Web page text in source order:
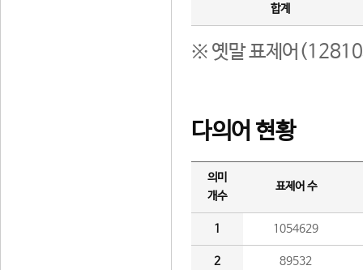
합계
※ 옛말 표제어(12810
다의어 현황
의미
개수
표제어 수
1 1054629
2 89532